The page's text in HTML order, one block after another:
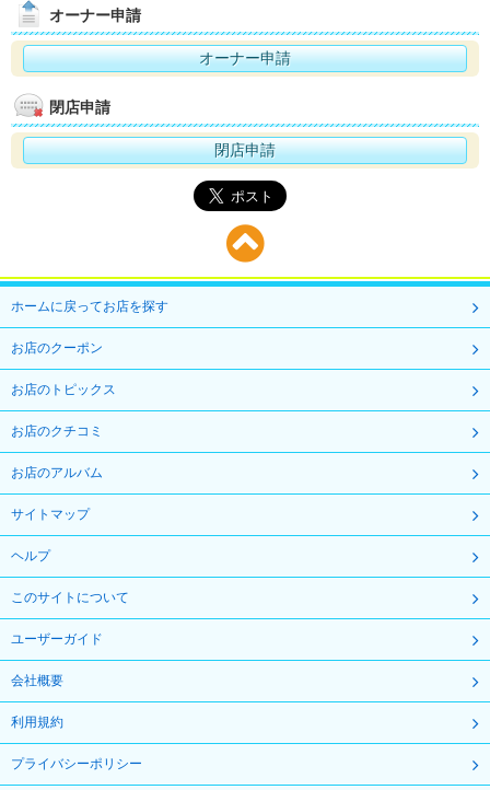
オーナー申請
オーナー申請
閉店申請
閉店申請
ホームに戻ってお店を探す
お店のクーポン
お店のトピックス
お店のクチコミ
お店のアルバム
サイトマップ
ヘルプ
このサイトについて
ユーザーガイド
会社概要
利用規約
プライバシーポリシー